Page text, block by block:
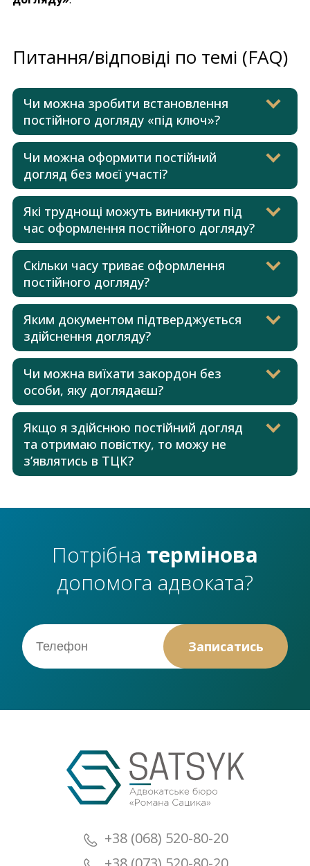
Питання/відповіді по темі (FAQ)
Чи можна зробити встановлення
постійного догляду «під ключ»?
Чи можна оформити постійний
догляд без моєї участі?
Які труднощі можуть виникнути під
час оформлення постійного догляду?
Скільки часу триває оформлення
постійного догляду?
Яким документом підтверджується
здійснення догляду?
Чи можна виїхати закордон без
особи, яку доглядаєш?
Якщо я здійснюю постійний догляд
та отримаю повістку, то можу не
з’являтись в ТЦК?
Потрібна термінова
допомога адвоката?
+38 (068) 520-80-20